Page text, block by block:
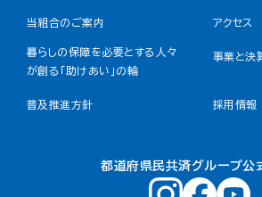
当組合のご案内 アクセス
暮らしの保障を必要とする人々
が創る「助けあい」の輪
事業と決
普及推進方針 採用情報
都道府県民共済グループ公